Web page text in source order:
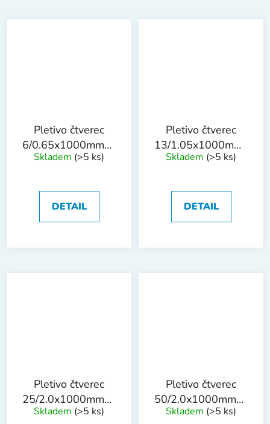
Pletivo čtverec
6/0.65x1000mmx25m
ZN
Skladem (>5 ks)
DETAIL
Pletivo čtverec
13/1.05x1000mmx25m
ZN
Skladem (>5 ks)
DETAIL
Pletivo čtverec
25/2.0x1000mmx25m
ZN
Skladem (>5 ks)
Pletivo čtverec
50/2.0x1000mmx25m
ZN
Skladem (>5 ks)